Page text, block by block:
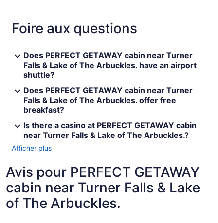
Foire aux questions
Does PERFECT GETAWAY cabin near Turner
Falls & Lake of The Arbuckles. have an airport
shuttle?
Does PERFECT GETAWAY cabin near Turner
Falls & Lake of The Arbuckles. offer free
breakfast?
Is there a casino at PERFECT GETAWAY cabin
near Turner Falls & Lake of The Arbuckles.?
Afficher plus
Avis pour PERFECT GETAWAY
cabin near Turner Falls & Lake
of The Arbuckles.